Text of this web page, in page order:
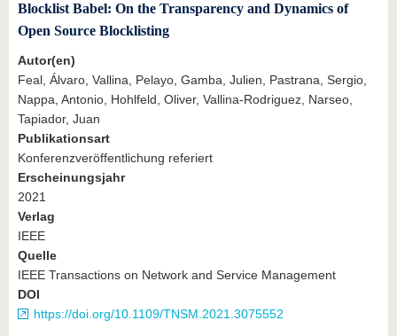
Blocklist Babel: On the Transparency and Dynamics of
Open Source Blocklisting
Autor(en)
Feal, Álvaro, Vallina, Pelayo, Gamba, Julien, Pastrana, Sergio,
Nappa, Antonio, Hohlfeld, Oliver, Vallina-Rodriguez, Narseo,
Tapiador, Juan
Publikationsart
Konferenzveröffentlichung referiert
Erscheinungsjahr
2021
Verlag
IEEE
Quelle
IEEE Transactions on Network and Service Management
DOI
https://doi.org/10.1109/TNSM.2021.3075552